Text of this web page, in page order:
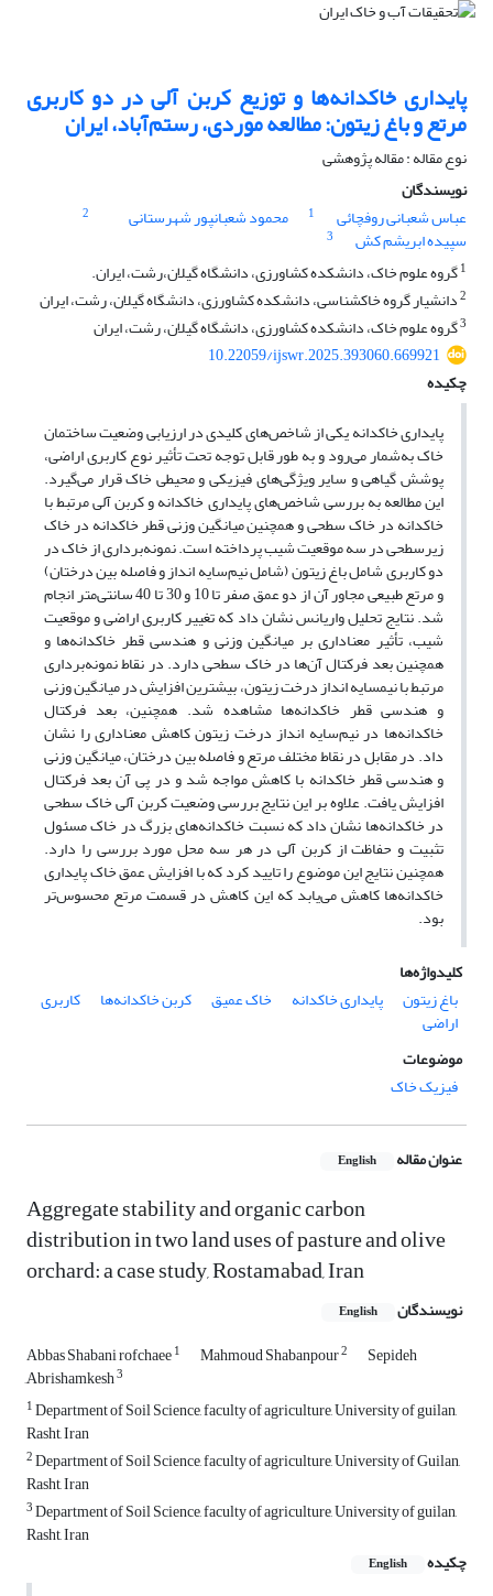
پایداری خاکدانه‌ها و توزیع کربن آلی در دو کاربری
مرتع و باغ زیتون: مطالعه موردی، رستم‌آباد، ایران
نوع مقاله : مقاله پژوهشی
نویسندگان
عباس شعبانی روفچائی
1 محمود شعبانپور شهرستانی 2
سپیده ابریشم کش
3
1گروه علوم خاک، دانشکده کشاورزی، دانشگاه گیلان،رشت، ایران.
2دانشیار گروه خاکشناسى، دانشکده کشاورزى، دانشگاه گیلان، رشت، ایران
3گروه علوم خاک، دانشکده کشاورزی، دانشگاه گیلان، رشت، ایران
10.22059/ijswr.2025.393060.669921
چکیده
پایداری خاکدانه یکی از شاخص‌های کلیدی در ارزیابی وضعیت ساختمان
خاک به‌شمار می‌رود و به طور قابل توجه تحت تأثیر نوع کاربری اراضی،
پوشش گیاهی و سایر ویژگی‌های فیزیکی و محیطی خاک قرار می‌گیرد.
این مطالعه به بررسی شاخص‌های پایداری خاکدانه‌ و کربن آلی مرتبط با
خاکدانه در خاک سطحی و همچنین میانگین وزنی قطر خاکدانه در خاک
زیرسطحی در سه موقعیت شیب پرداخته است. نمونه‌برداری از خاک در
دو کاربری شامل باغ زیتون (شامل نیم‌سایه انداز و فاصله بین درختان)
و مرتع طبیعی مجاور آن از دو عمق صفر تا 10 و 30 تا 40 سانتی‌متر انجام
شد. نتایج تحلیل واریانس نشان داد که تغییر کاربری اراضی و موقعیت
شیب، تأثیر معناداری بر میانگین وزنی و هندسی قطر خاکدانه‌ها و
همچنین بعد فرکتال آن‌ها در خاک سطحی دارد. در نقاط نمونه‌برداری
مرتبط با نیم‎سایه انداز درخت زیتون، بیشترین افزایش در میانگین وزنی
و هندسی قطر خاکدانه‌ها مشاهده شد. همچنین، بعد فرکتال
خاکدانه‌ها در نیم‌سایه انداز درخت زیتون کاهش معناداری را نشان
داد. در مقابل در نقاط مختلف مرتع و فاصله بین درختان، میانگین وزنی
و هندسی قطر خاکدانه با کاهش مواجه شد و در پی آن بعد فرکتال
افزایش یافت. علاوه بر این نتایج بررسی وضعیت کربن آلی خاک سطحی
در خاکدانه‌ها نشان داد که نسبت خاکدانه‌های بزرگ در خاک مسئول
تثبیت و حفاظت از کربن آلی در هر سه محل مورد بررسی را دارد.
همچنین نتایج این موضوع را تایید کرد که با افزایش عمق خاک پایداری
خاکدانه‌ها کاهش می‌یابد که این کاهش در قسمت مرتع محسوس‌تر
بود.
کلیدواژه‌ها
باغ زیتون
پایداری خاکدانه خاک عمیق کربن خاکدانه‌ها کاربری
اراضی
موضوعات
فیزیک خاک
عنوان مقاله English
Aggregate stability and organic carbon
distribution in two land uses of pasture and olive
orchard: a case study, Rostamabad, Iran
نویسندگان English
Abbas Shabani rofchaee1 Mahmoud Shabanpour2 Sepideh
َAbrishamkesh3
1Department of Soil Science, faculty of agriculture, University of guilan,
Rasht, Iran
2Department of Soil Science, faculty of agriculture, University of Guilan,
Rasht, Iran
3Department of Soil Science, faculty of agriculture, University of guilan,
Rasht, Iran
چکیده
English